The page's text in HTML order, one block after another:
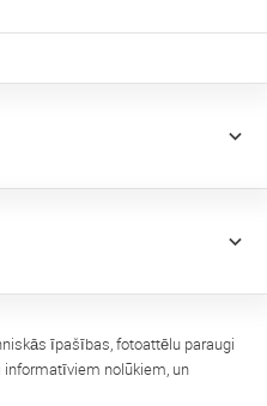
īpašības, fotoattēlu paraugi
informatīviem nolūkiem, un